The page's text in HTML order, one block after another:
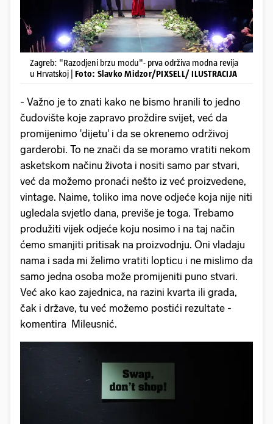
Zagreb: "Razodjeni brzu modu"- prva održiva modna revija
u Hrvatskoj | Foto: Slavko Midzor/PIXSELL/ ILUSTRACIJA
- Važno je to znati kako ne bismo hranili to jedno
čudovište koje zapravo proždire svijet, već da
promijenimo 'dijetu' i da se okrenemo održivoj
garderobi. To ne znači da se moramo vratiti nekom
asketskom načinu života i nositi samo par stvari,
već da možemo pronaći nešto iz već proizvedene,
vintage. Naime, toliko ima nove odjeće koja nije niti
ugledala svjetlo dana, previše je toga. Trebamo
produžiti vijek odjeće koju nosimo i na taj način
ćemo smanjiti pritisak na proizvodnju. Oni vladaju
nama i sada mi želimo vratiti lopticu i ne mislimo da
samo jedna osoba može promijeniti puno stvari.
Već ako kao zajednica, na razini kvarta ili grada,
čak i države, tu već možemo postići rezultate -
komentira Mileusnić.